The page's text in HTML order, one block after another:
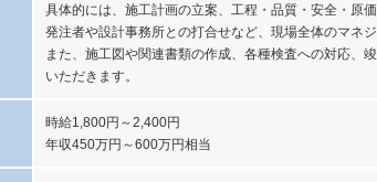
具体的には、施工計画の立案、工程・品質・安全・原
発注者や設計事務所との打合せなど、現場全体のマネジ
また、施工図や関連書類の作成、各種検査への対応、
いただきます。
時給1,800円～2,400円
年収450万円～600万円相当